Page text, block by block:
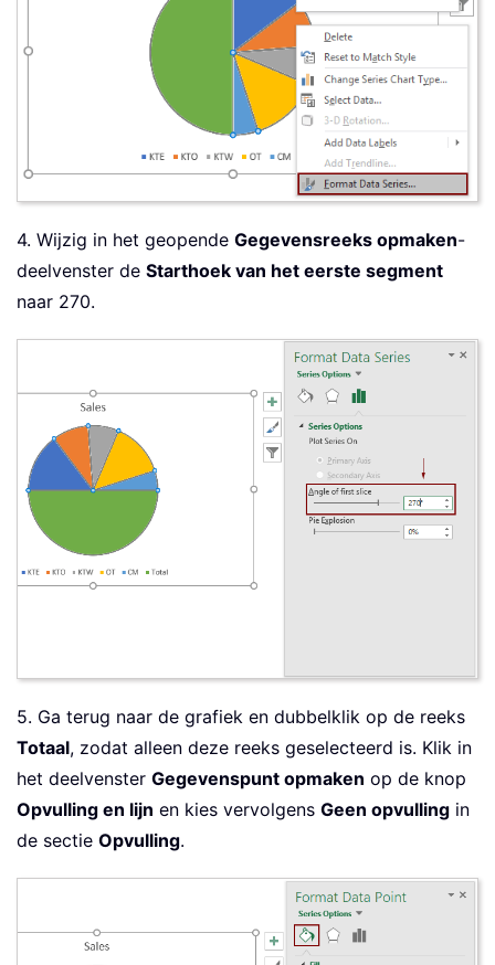
4. Wijzig in het geopende Gegevensreeks opmaken-
deelvenster de Starthoek van het eerste segment
naar 270.
5. Ga terug naar de grafiek en dubbelklik op de reeks
Totaal, zodat alleen deze reeks geselecteerd is. Klik in
het deelvenster Gegevenspunt opmaken op de knop
Opvulling en lijn en kies vervolgens Geen opvulling in
de sectie Opvulling.